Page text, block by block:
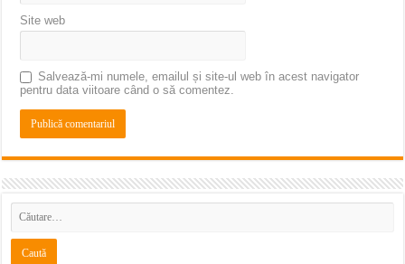
Site web
Salvează-mi numele, emailul și site-ul web în acest navigator
pentru data viitoare când o să comentez.